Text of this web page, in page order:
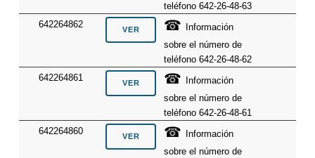
teléfono 642-26-48-63
642264862
☎
Información
sobre el número de
teléfono 642-26-48-62
642264861
☎
Información
sobre el número de
teléfono 642-26-48-61
642264860
☎
Información
sobre el número de